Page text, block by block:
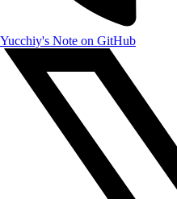
Yucchiy's Note on GitHub